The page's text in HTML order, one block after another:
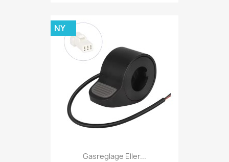
Gasreglage Eller...
NY